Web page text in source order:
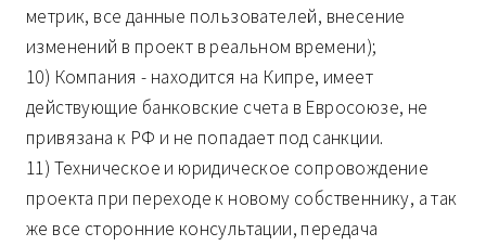
метрик, все данные пользователей, внесение
изменений в проект в реальном времени);
10) Компания - находится на Кипре, имеет
действующие банковские счета в Евросоюзе, не
привязана к РФ и не попадает под санкции.
11) Техническое и юридическое сопровождение
проекта при переходе к новому собственнику, а так
же все сторонние консультации, передача